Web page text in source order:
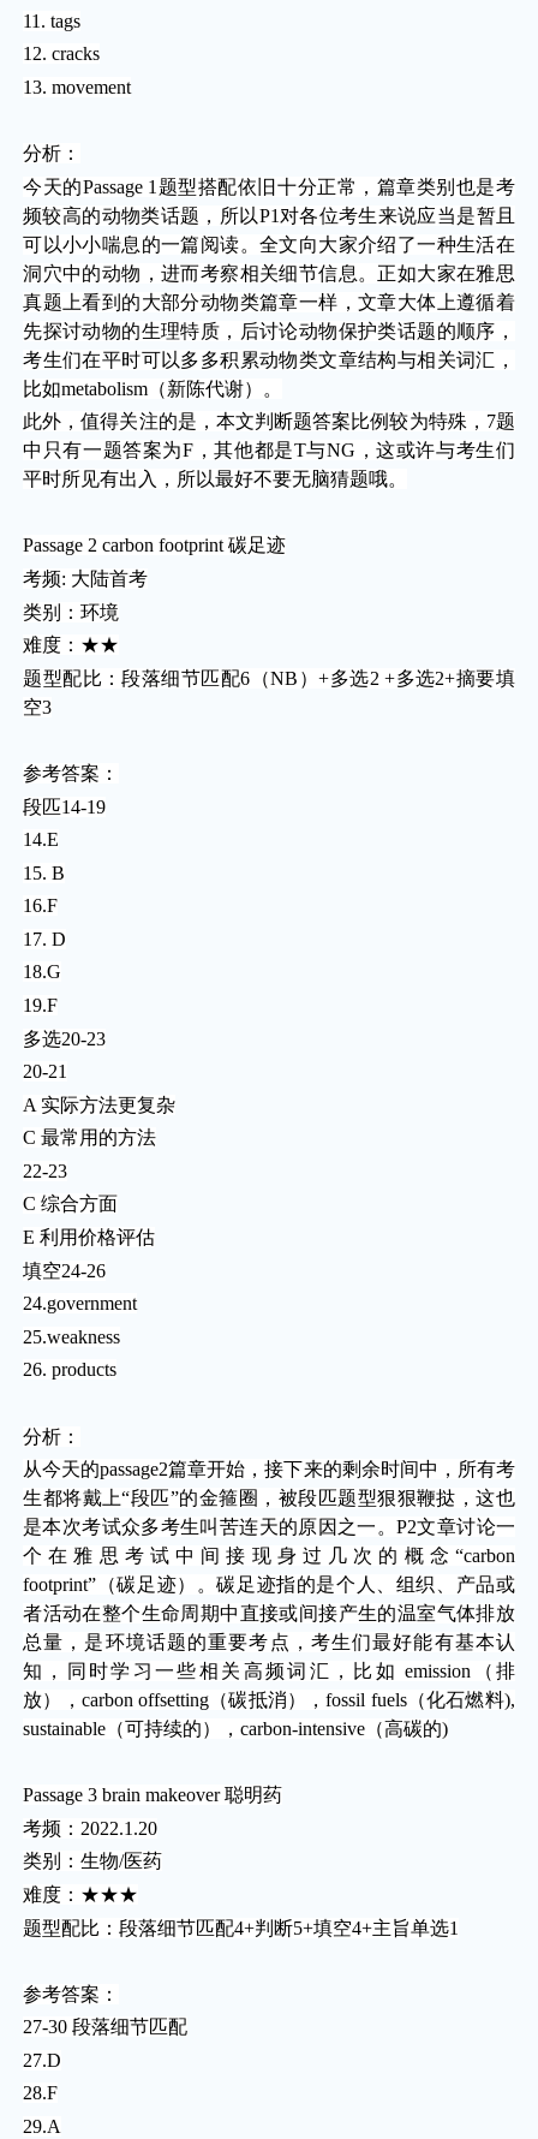
11. tags
12. cracks
13. movement
分析：
今天的Passage 1题型搭配依旧十分正常，篇章类别也是考
频较高的动物类话题，所以P1对各位考生来说应当是暂且
可以小小喘息的一篇阅读。全文向大家介绍了一种生活在
洞穴中的动物，进而考察相关细节信息。正如大家在雅思
真题上看到的大部分动物类篇章一样，文章大体上遵循着
先探讨动物的生理特质，后讨论动物保护类话题的顺序，
考生们在平时可以多多积累动物类文章结构与相关词汇，
比如metabolism（新陈代谢）。
此外，值得关注的是，本文判断题答案比例较为特殊，7题
中只有一题答案为F，其他都是T与NG，这或许与考生们
平时所见有出入，所以最好不要无脑猜题哦。
Passage 2 carbon footprint 碳足迹
考频: 大陆首考
类别：环境
难度：★★
题型配比：段落细节匹配6（NB）+多选2 +多选2+摘要填
空3
参考答案：
段匹14-19
14.E
15. B
16.F
17. D
18.G
19.F
多选20-23
20-21
A 实际方法更复杂
C 最常用的方法
22-23
C 综合方面
E 利用价格评估
填空24-26
24.government
25.weakness
26. products
分析：
从今天的passage2篇章开始，接下来的剩余时间中，所有考
生都将戴上“段匹”的金箍圈，被段匹题型狠狠鞭挞，这也
是本次考试众多考生叫苦连天的原因之一。P2文章讨论一
个在雅思考试中间接现身过几次的概念“carbon
footprint”（碳足迹）。碳足迹指的是个人、组织、产品或
者活动在整个生命周期中直接或间接产生的温室气体排放
总量，是环境话题的重要考点，考生们最好能有基本认
知，同时学习一些相关高频词汇，比如 emission（排
放），carbon offsetting（碳抵消），fossil fuels（化石燃料),
sustainable（可持续的），carbon-intensive（高碳的)
Passage 3 brain makeover 聪明药
考频：2022.1.20
类别：生物/医药
难度：★★★
题型配比：段落细节匹配4+判断5+填空4+主旨单选1
参考答案：
27-30 段落细节匹配
27.D
28.F
29.A